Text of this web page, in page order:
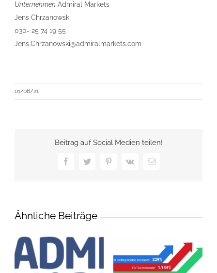
Unternehmen Admiral Markets
Jens Chrzanowski
030- 25 74 19 55
Jens.Chrzanowski@admiralmarkets.com
01/06/21
Beitrag auf Social Medien teilen!
FacebookTwitterPinterest
Vk
E-
Ähnliche Beiträge